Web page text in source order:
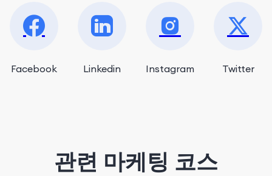
Facebook Linkedin Instagram Twitter
관련 마케팅 코스